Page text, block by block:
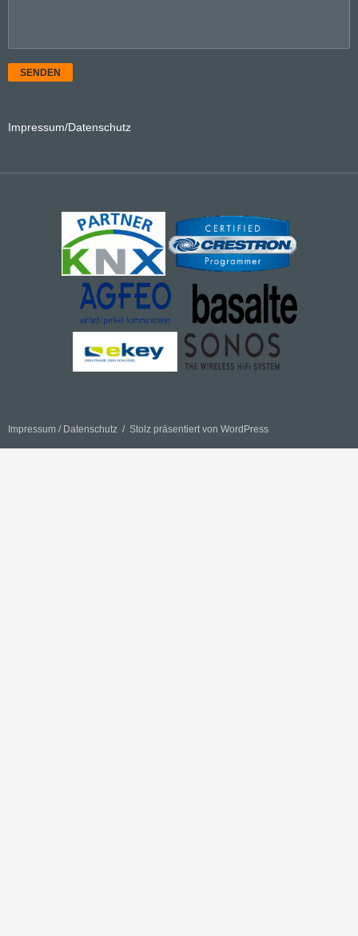
SENDEN
Impressum/Datenschutz
Impressum / Datenschutz Stolz präsentiert von WordPress